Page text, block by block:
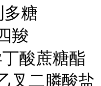
多糖
羧
酸蔗糖酯
叉二膦酸盐